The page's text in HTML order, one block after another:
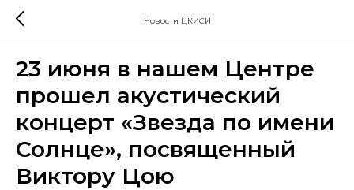
Новости ЦКИСИ
23 июня в нашем Центре
прошел акустический
концерт «Звезда по имени
Солнце», посвященный
Виктору Цою